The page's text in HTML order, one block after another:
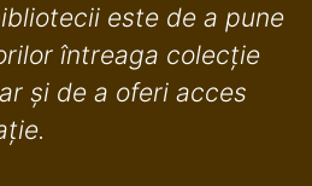
este de a pune
întreaga colecţie
şi de a oferi acces